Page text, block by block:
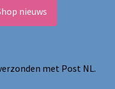
nieuws
met Post NL.